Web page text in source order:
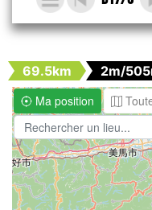
69.5km
2m/
Ma position